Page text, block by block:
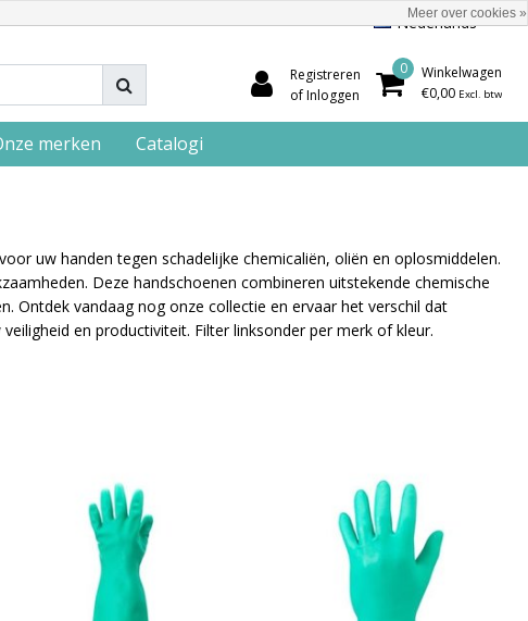
Nederlands
Registreren
of Inloggen
0
Winkelwagen
€0,00 Excl. btw
merken Catalogi
uw handen tegen schadelijke chemicaliën, oliën en oplosmiddelen.
Deze handschoenen combineren uitstekende chemische
Ontdek vandaag nog onze collectie en ervaar het verschil dat
en productiviteit. Filter linksonder per merk of kleur.
Meer over cookies »